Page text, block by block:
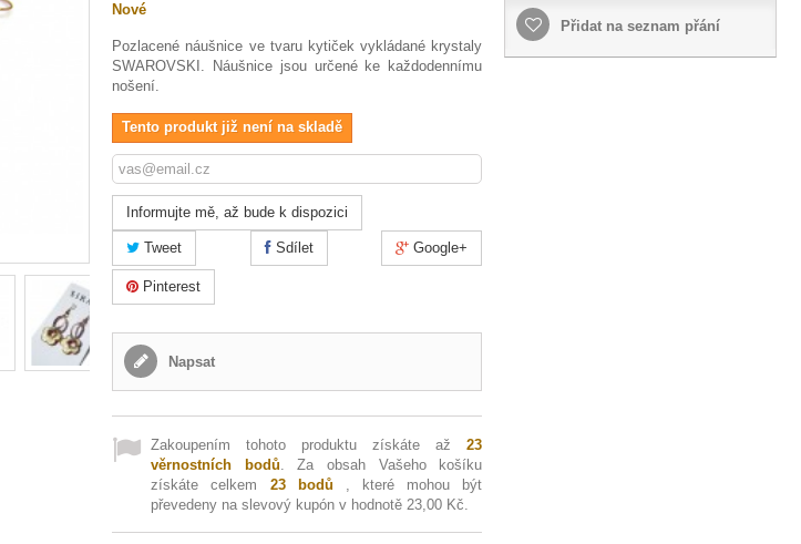
Nové
Pozlacené náušnice ve tvaru kytiček vykládané krystaly
SWAROVSKI. Náušnice jsou určené ke každodennímu
nošení.
Tento produkt již není na skladě
Informujte mě, až bude k dispozici
Tweet Sdílet Google+
Pinterest
Napsat
Zakoupením tohoto produktu získáte až23
věrnostních bodů. Za obsah Vašeho košíku
získáte celkem 23bodů , které mohou být
převedeny na slevový kupón v hodnotě23,00 Kč.
Přidat na seznam přání